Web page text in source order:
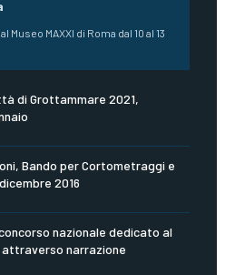
Museo MAXXI di Roma dal 10 al 13
di Grottammare 2021,
Bando per Cortometraggi e
2016
nazionale dedicato al
narrazione